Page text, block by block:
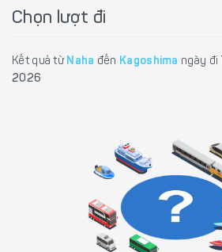
Chọn lượt đi
Kết quả từ Naha đến Kagoshima ngày đi
2026